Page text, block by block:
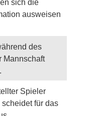
sich die
ausweisen
des
Mannschaft
Spieler
für das